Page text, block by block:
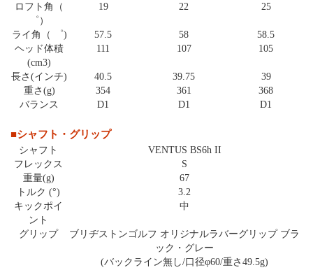
ロフト角（
゜）
19 22 25
ライ角（ ゜) 57.5 58
58.5
ヘッド体積
(cm3)
111 107 105
長さ(インチ) 40.5 39.75
39
重さ(g)
354 361
368
バランス
D1 D1 D1
■シャフト・グリップ
シャフト
VENTUS BS6h II
フレックス
S
重量(g)
67
トルク (°)
3.2
キックポイ
ント
中
グリップ
ブリヂストンゴルフ オリジナルラバーグリップ ブラ
ック・グレー
(バックライン無し/口径φ60/重さ49.5g)